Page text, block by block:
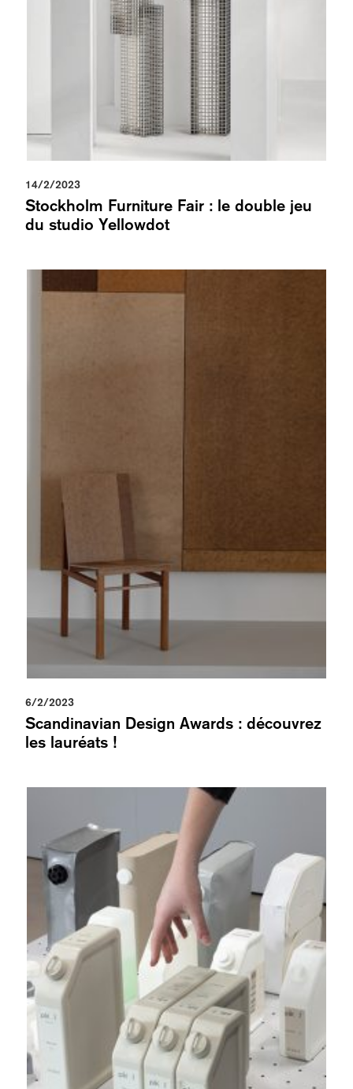
14/2/2023
Stockholm Furniture Fair : le double jeu
du studio Yellowdot
6/2/2023
Scandinavian Design Awards : découvrez
les lauréats !